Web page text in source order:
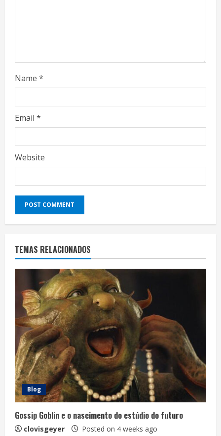
Name *
Email *
Website
TEMAS RELACIONADOS
Blog
Gossip Goblin e o nascimento do estúdio do futuro
clovisgeyer Posted on 4 weeks ago